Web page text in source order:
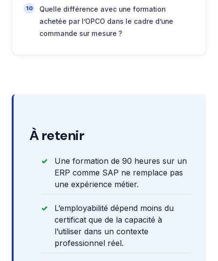
Quelle différence avec une formation
achetée par l’OPCO dans le cadre d’une
commande sur mesure ?
À retenir
Une formation de 90 heures sur un
ERP comme SAP ne remplace pas
une expérience métier.
L’employabilité dépend moins du
certificat que de la capacité à
l’utiliser dans un contexte
professionnel réel.